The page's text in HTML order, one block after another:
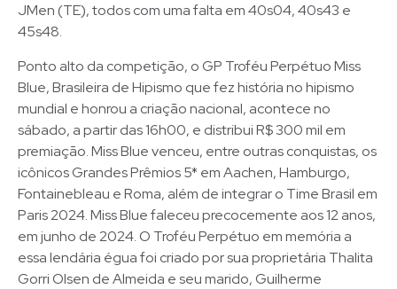
JMen (TE), todos com uma falta em 40s04, 40s43 e
45s48.
Ponto alto da competição, o GP Troféu Perpétuo Miss
Blue, Brasileira de Hipismo que fez história no hipismo
mundial e honrou a criação nacional, acontece no
sábado, a partir das 16h00, e distribui R$ 300 mil em
premiação. Miss Blue venceu, entre outras conquistas, os
icônicos Grandes Prêmios 5* em Aachen, Hamburgo,
Fontainebleau e Roma, além de integrar o Time Brasil em
Paris 2024. Miss Blue faleceu precocemente aos 12 anos,
em junho de 2024. O Troféu Perpétuo em memória a
essa lendária égua foi criado por sua proprietária Thalita
Gorri Olsen de Almeida e seu marido, Guilherme